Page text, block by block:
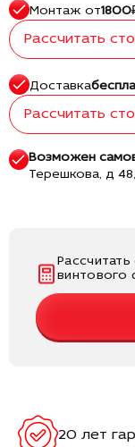
Монтаж от1800
Рассчитать
Доставка
Рассчитать
Возможен
Терешкова, д
винтового
20 лет